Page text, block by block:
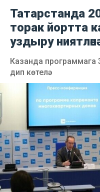
Татарстанда
торак йортта
уздыру ниятләнә
Казанда программага
дип көтелә.